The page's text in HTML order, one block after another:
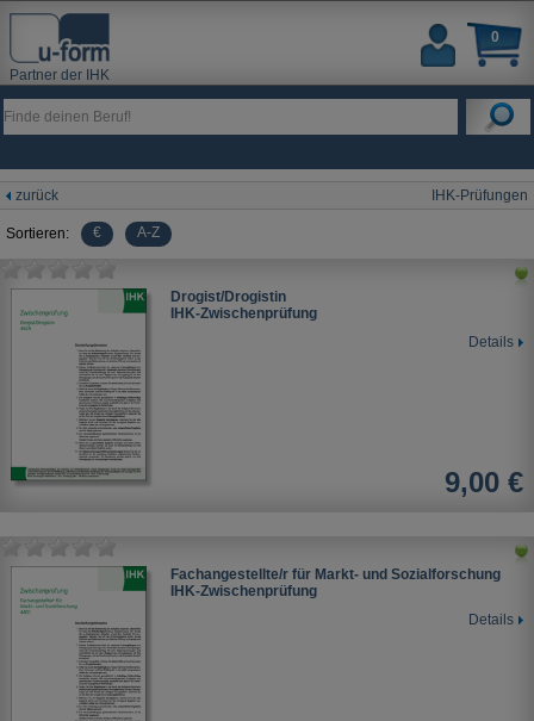
Partner der IHK
0
zurück IHK-Prüfungen
Sortieren: € A-Z
Drogist/Drogistin
IHK-Zwischenprüfung
Details
9,00 €
Fachangestellte/r für Markt- und Sozialforschung
IHK-Zwischenprüfung
Details